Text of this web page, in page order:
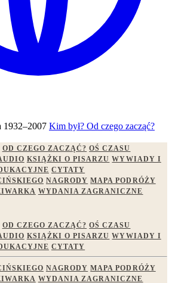
1932–2007 Kim był? Od czego zacząć?
OD CZEGO ZACZĄĆ? OŚ CZASU
KSIĄŻKI O PISARZU WYWIADY I
CYTATY
NAGRODY MAPA PODRÓŻY
WYDANIA ZAGRANICZNE
OD CZEGO ZACZĄĆ? OŚ CZASU
KSIĄŻKI O PISARZU WYWIADY I
CYTATY
NAGRODY MAPA PODRÓŻY
WYDANIA ZAGRANICZNE